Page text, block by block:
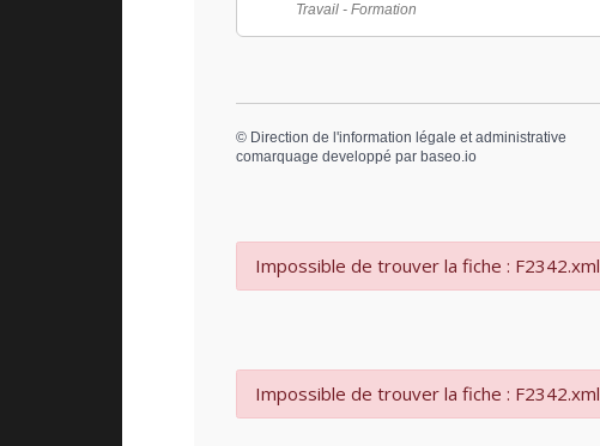
Travail - Formation
© Direction de l'information légale et administrative
comarquage developpé par baseo.io
Impossible de trouver la fiche : F2342.xml
Impossible de trouver la fiche : F2342.xml